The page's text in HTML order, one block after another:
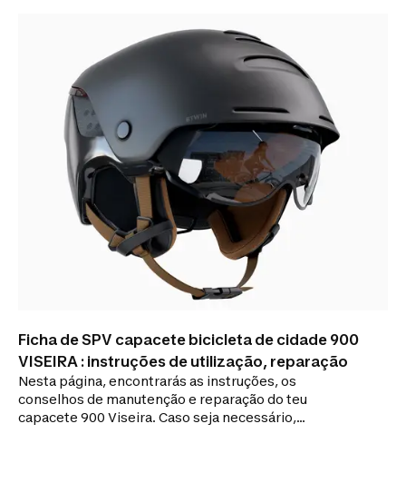
Ficha de SPV capacete bicicleta de cidade 900
VISEIRA : instruções de utilização, reparação
Nesta página, encontrarás as instruções, os
conselhos de manutenção e reparação do teu
capacete 900 Viseira. Caso seja necessário,